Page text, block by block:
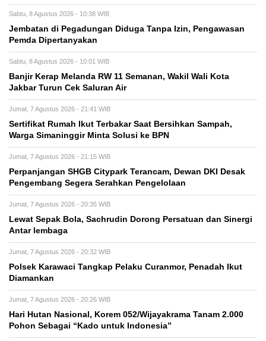
Sabtu, 8 Agustus 2026 - 10:38 WIB
Jembatan di Pegadungan Diduga Tanpa Izin, Pengawasan
Pemda Dipertanyakan
Sabtu, 8 Agustus 2026 - 10:01 WIB
Banjir Kerap Melanda RW 11 Semanan, Wakil Wali Kota
Jakbar Turun Cek Saluran Air
Jumat, 7 Agustus 2026 - 21:41 WIB
Sertifikat Rumah Ikut Terbakar Saat Bersihkan Sampah,
Warga Simaninggir Minta Solusi ke BPN
Jumat, 7 Agustus 2026 - 21:15 WIB
Perpanjangan SHGB Citypark Terancam, Dewan DKI Desak
Pengembang Segera Serahkan Pengelolaan
Jumat, 7 Agustus 2026 - 20:35 WIB
Lewat Sepak Bola, Sachrudin Dorong Persatuan dan Sinergi
Antar lembaga
Jumat, 7 Agustus 2026 - 20:32 WIB
Polsek Karawaci Tangkap Pelaku Curanmor, Penadah Ikut
Diamankan
Jumat, 7 Agustus 2026 - 20:26 WIB
Hari Hutan Nasional, Korem 052/Wijayakrama Tanam 2.000
Pohon Sebagai “Kado untuk Indonesia”